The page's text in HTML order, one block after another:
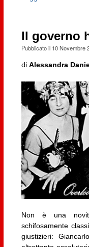
Il governo
Pubblicato il 10 Novembre
di Alessandra
Non è una
schifosamente
giustizieri: